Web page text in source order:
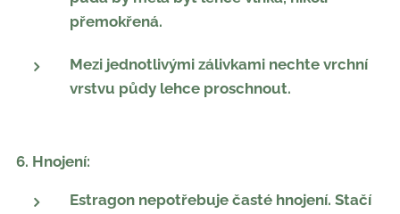
přemokřená.
Mezi jednotlivými zálivkami nechte vrchní
vrstvu půdy lehce proschnout.
6. Hnojení:
Estragon nepotřebuje časté hnojení. Stačí